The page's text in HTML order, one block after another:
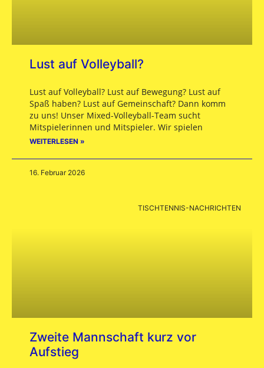
Lust auf Volleyball?
Lust auf Volleyball? Lust auf Bewegung? Lust auf
Spaß haben? Lust auf Gemeinschaft? Dann komm
zu uns! Unser Mixed-Volleyball-Team sucht
Mitspielerinnen und Mitspieler. Wir spielen
WEITERLESEN »
16. Februar 2026
TISCHTENNIS-NACHRICHTEN
Zweite Mannschaft kurz vor
Aufstieg